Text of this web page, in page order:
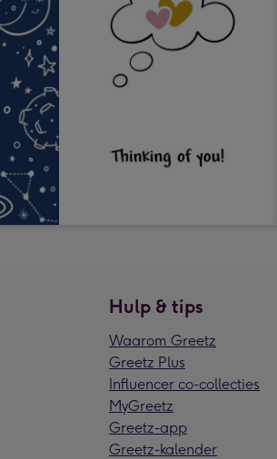
Hulp & tips
Waarom Greetz
Greetz Plus
Influencer co-collecties
MyGreetz
Greetz-app
Greetz-kalender